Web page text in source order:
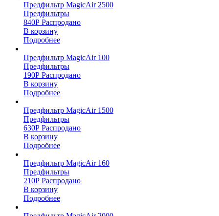
Предфильтр MagicAir 2500
Предфильтры
840Р Распродано
В корзину
Подробнее
Предфильтр MagicAir 100
Предфильтры
190Р Распродано
В корзину
Подробнее
Предфильтр MagicAir 1500
Предфильтры
630Р Распродано
В корзину
Подробнее
Предфильтр MagicAir 160
Предфильтры
210Р Распродано
В корзину
Подробнее